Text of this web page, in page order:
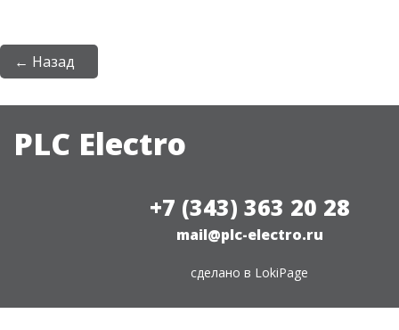
← Назад
PLC Electro
+7 (343) 363 20 28
mail@plc-electro.ru
сделано в LokiPage